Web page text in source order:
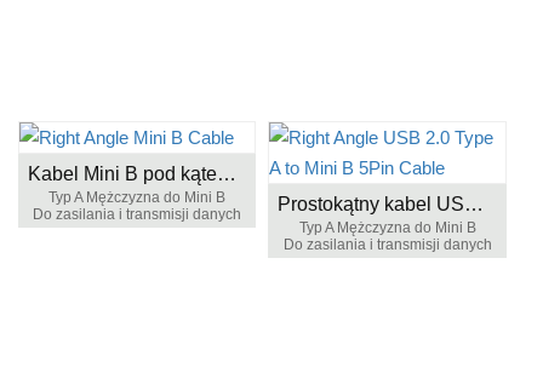
Kabel Mini B pod kątem prostym
Typ A Mężczyzna do Mini B
Do zasilania i transmisji danych
Prostokątny kabel USB 2.0 typu A do Mini B 5-pinowy
Typ A Mężczyzna do Mini B
Do zasilania i transmisji danych